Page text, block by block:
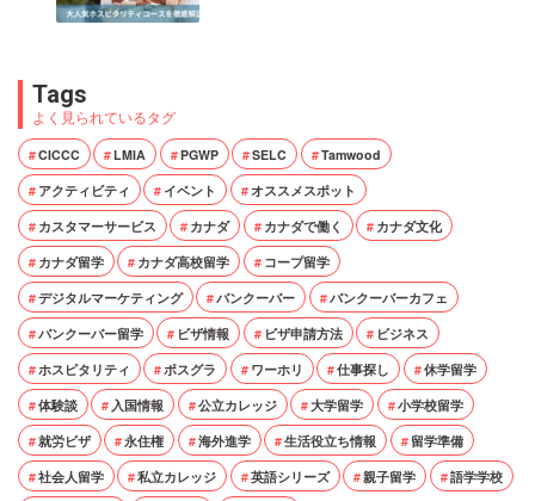
Tags
よく見られているタグ
CICCC LMIA PGWP SELC
Tamwood
アクティビティ
イベント
オススメスポット
カスタマーサービス
カナダ カナダで働く
カナダ文化
カナダ留学
カナダ高校留学
コープ留学
デジタルマーケティング
バンクーバー
バンクーバーカフェ
バンクーバー留学
ビザ情報 ビザ申請方法
ビジネス
ホスピタリティ
ポスグラ ワーホリ 仕事探し
休学留学
体験談
入国情報 公立カレッジ 大学留学
小学校留学
就労ビザ
永住権 海外進学 生活役立ち情報
留学準備
社会人留学
私立カレッジ 英語シリーズ 親子留学
語学学校